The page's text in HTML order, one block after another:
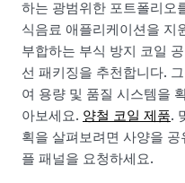
하는 광범위한 포트폴리오
식음료 애플리케이션을 지
부합하는 부식 방지 코일
선 패키징을 추천합니다.
여 용량 및 품질 시스템을
아보세요. 양철 코일 제품.
획을 살펴보려면 사양을
플 패널을 요청하세요.